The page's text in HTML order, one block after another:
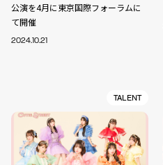
公演を4月に東京国際フォーラムに
て開催
2024.10.21
TALENT